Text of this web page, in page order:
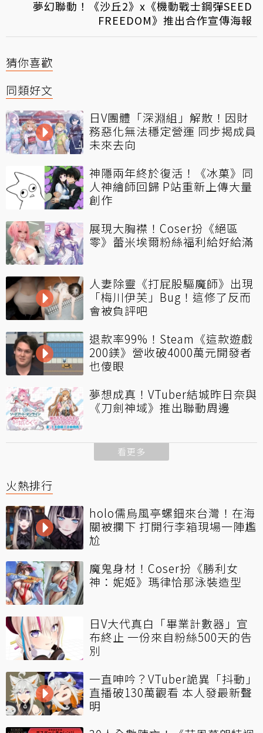
夢幻聯動！《沙丘2》x《機動戰士鋼彈SEED
FREEDOM》推出合作宣傳海報
猜你喜歡
同類好文
日V團體「深淵組」解散！因財
務惡化無法穩定營運 同步揭成員
未來去向
神隱兩年終於復活！《冰菓》同
人神繪師回歸 P站重新上傳大量
創作
展現大胸襟！Coser扮《絕區
零》蕾米埃爾粉絲福利給好給滿
人妻除靈《打屁股驅魔師》出現
「梅川伊芙」Bug！這修了反而
會被負評吧
退款率99%！Steam《這款遊戲
200鎂》營收破4000萬元開發者
也傻眼
夢想成真！VTuber結城昨日奈與
《刀劍神域》推出聯動周邊
看更多
火熱排行
holo儒烏風亭螺鈿來台灣！在海
關被攔下 打開行李箱現場一陣尷
尬
魔鬼身材！Coser扮《勝利女
神：妮姬》瑪律恰那泳裝造型
日V大代真白「畢業計數器」宣
布終止 一份來自粉絲500天的告
別
一直呻吟？VTuber詭異「抖動」
直播破130萬觀看 本人發最新聲
明